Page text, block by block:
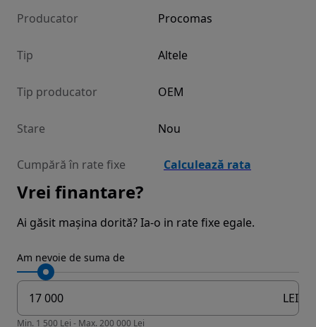
Producator Procomas
Tip Altele
Tip producator OEM
Stare Nou
Cumpără în rate fixe Calculează rata
Vrei finantare?
Ai găsit mașina dorită? Ia-o in rate fixe egale.
Am nevoie de suma de
LEI
Min. 1 500 Lei - Max. 200 000 Lei